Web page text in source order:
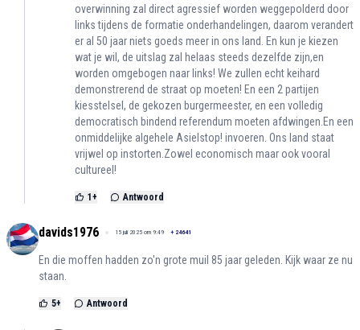
overwinning zal direct agressief worden weggepolderd door
links tijdens de formatie onderhandelingen, daarom verandert
er al 50 jaar niets goeds meer in ons land. En kun je kiezen
wat je wil, de uitslag zal helaas steeds dezelfde zijn,en
worden omgebogen naar links! We zullen echt keihard
demonstrerend de straat op moeten! En een 2 partijen
kiesstelsel, de gekozen burgermeester, en een volledig
democratisch bindend referendum moeten afdwingen.En een
onmiddelijke algehele Asielstop! invoeren. Ons land staat
vrijwel op instorten.Zowel economisch maar ook vooral
cultureel!
1+ Antwoord
davids1976 15 juli 2025 om 9:49 + 24641
En die moffen hadden zo'n grote muil 85 jaar geleden. Kijk waar ze nu
staan.
5+ Antwoord